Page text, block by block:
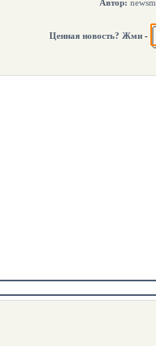
Автор: newsm
Ценная новость? Жми -